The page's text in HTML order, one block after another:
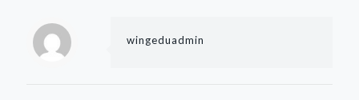
wingeduadmin